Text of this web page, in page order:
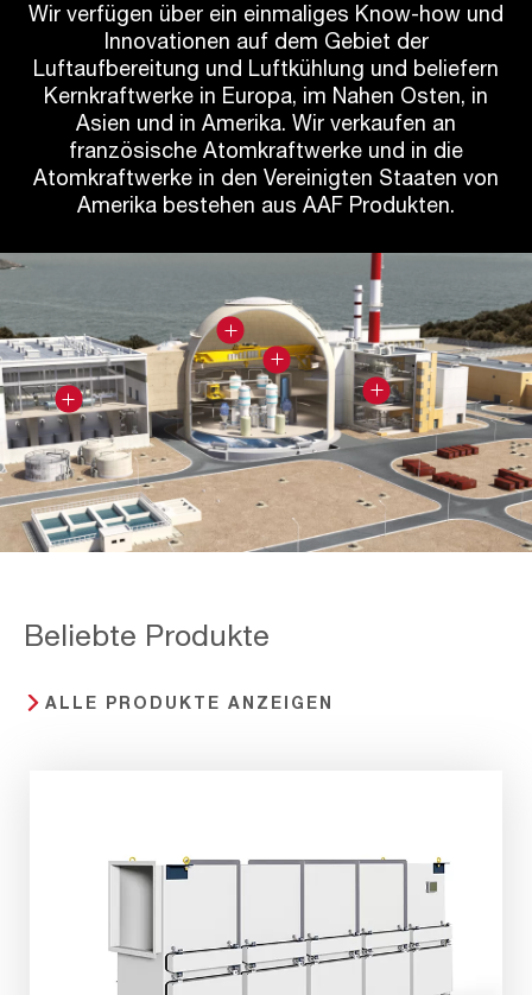
Wir verfügen über ein einmaliges Know-how und
Innovationen auf dem Gebiet der
Luftaufbereitung und Luftkühlung und beliefern
Kernkraftwerke in Europa, im Nahen Osten, in
Asien und in Amerika. Wir verkaufen an
französische Atomkraftwerke und in die
Atomkraftwerke in den Vereinigten Staaten von
Amerika bestehen aus AAF Produkten.
Sicherheitsbehälter
Reaktorgebäude
Turbinengebäude Nebengebäude
Beliebte Produkte
ALLE PRODUKTE ANZEIGEN